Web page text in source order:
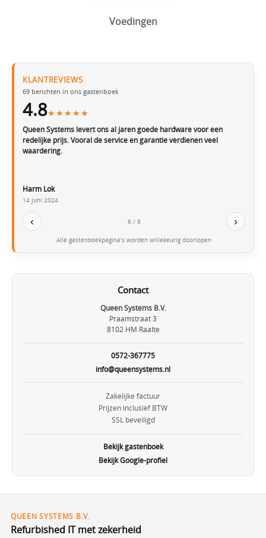
Voedingen
KLANTREVIEWS
69 berichten in ons gastenboek
4.8★★★★★
Queen Systems levert ons al jaren goede hardware voor een
redelijke prijs. Vooral de service en garantie verdienen veel
waardering.
Harm Lok
14 juni 2024
‹ 6 / 8 ›
Alle gastenboekpagina’s worden willekeurig doorlopen
Contact
Queen Systems B.V.
Praamstraat 3
8102 HM Raalte
0572-367775
info@queensystems.nl
Zakelijke factuur
Prijzen inclusief BTW
SSL beveiligd
Bekijk gastenboek
Bekijk Google-profiel
QUEEN SYSTEMS B.V.
Refurbished IT met zekerheid